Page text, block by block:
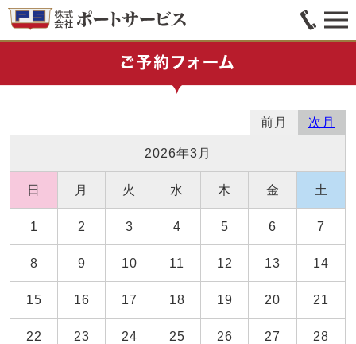
ご予約フォーム
前月 次月
2026年3月
日 月 火 水 木 金 土
1 2 3 4 5 6 7
8 9 10 11 12 13 14
15 16 17 18 19 20 21
22 23 24 25 26 27 28